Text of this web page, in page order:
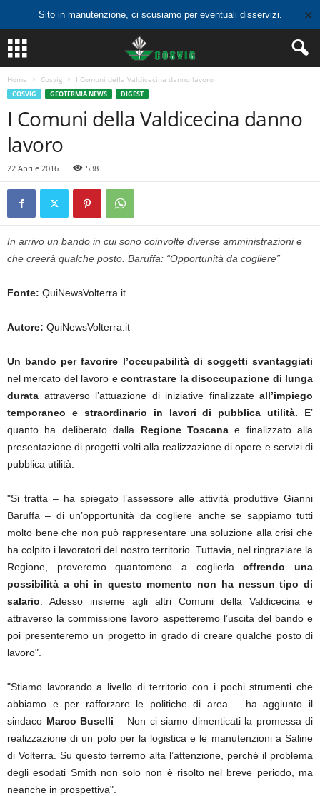
Sito in manutenzione, ci scusiamo per eventuali disservizi. ✕
Home Cosvig I Comuni della Valdicecina danno lavoro
COSVIG GEOTERMIA NEWS DIGEST
I Comuni della Valdicecina danno
lavoro
22 Aprile 2016 538
In arrivo un bando in cui sono coinvolte diverse amministrazioni e
che creerà qualche posto. Baruffa: “Opportunità da cogliere”
Fonte: QuiNewsVolterra.it
Autore: QuiNewsVolterra.it
Un bando per favorire l’occupabilità di soggetti svantaggiati
nel mercato del lavoro econtrastare la disoccupazione di lunga
durata attraverso l’attuazione di iniziative finalizzate all’impiego
temporaneo e straordinario in lavori di pubblica utilità. E’
quanto ha deliberato dalla Regione Toscanae finalizzato alla
presentazione di progetti volti alla realizzazione di opere e servizi di
pubblica utilità.
"Si tratta – ha spiegato l’assessore alle attività produttive Gianni
Baruffa – di un’opportunità da cogliere anche se sappiamo tutti
molto bene che non può rappresentare una soluzione alla crisi che
ha colpito i lavoratori del nostro territorio. Tuttavia, nel ringraziare la
Regione, proveremo quantomeno a coglierlaoffrendo una
possibilità a chi in questo momento non ha nessun tipo di
salario . Adesso insieme agli altri Comuni della Valdicecina e
attraverso la commissione lavoro aspetteremo l’uscita del bando e
poi presenteremo un progetto in grado di creare qualche posto di
lavoro".
"Stiamo lavorando a livello di territorio con i pochi strumenti che
abbiamo e per rafforzare le politiche di area – ha aggiunto il
sindaco Marco Buselli – Non ci siamo dimenticati la promessa di
realizzazione di un polo per la logistica e le manutenzioni a Saline
di Volterra. Su questo terremo alta l’attenzione, perché il problema
degli esodati Smith non solo non è risolto nel breve periodo, ma
neanche in prospettiva".